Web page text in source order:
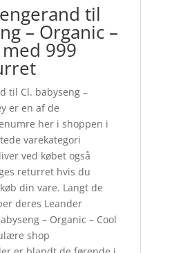
til
– Organic –
999
til Cl. babyseng –
er en af de
her i shoppen i
varekategori
ved købet også
returret hvis du
din vare. Langt de
deres Leander
– Organic – Cool
shop